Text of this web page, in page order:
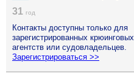
31 год
Контакты доступны только для
зарегистрированных крюинговых
агентств или судовладельцев.
Зарегистрироваться >>